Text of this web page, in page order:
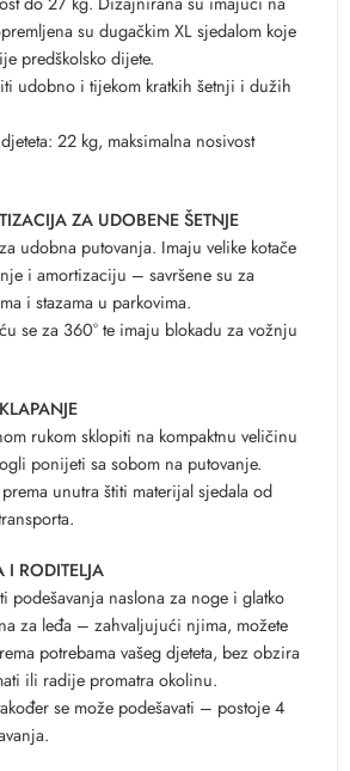
su dugačkim XL sjedalom koje
predškolsko dijete.
udobno i tijekom kratkih šetnji i dužih
22 kg, maksimalna nosivost
ZA UDOBENE ŠETNJE
udobna putovanja. Imaju velike kotače
i amortizaciju – savršene su za
i stazama u parkovima.
se za 360° te imaju blokadu za vožnju
rukom sklopiti na kompaktnu veličinu
ponijeti sa sobom na putovanje.
unutra štiti materijal sjedala od
I RODITELJA
podešavanja naslona za noge i glatko
za leđa – zahvaljujući njima, možete
potrebama vašeg djeteta, bez obzira
ili radije promatra okolinu.
se može podešavati – postoje 4